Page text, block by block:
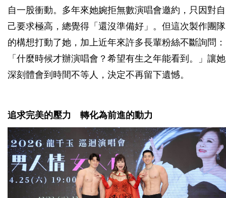
自一股衝動。多年來她婉拒無數演唱會邀約，只因對自
己要求極高，總覺得「還沒準備好」。但這次製作團隊
的構想打動了她，加上近年來許多長輩粉絲不斷詢問：
「什麼時候才辦演唱會？希望有生之年能看到。」讓她
深刻體會到時間不等人，決定不再留下遺憾。
追求完美的壓力 轉化為前進的動力